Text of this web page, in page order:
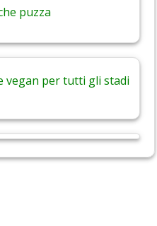
puzza
vegan per tutti gli stadi